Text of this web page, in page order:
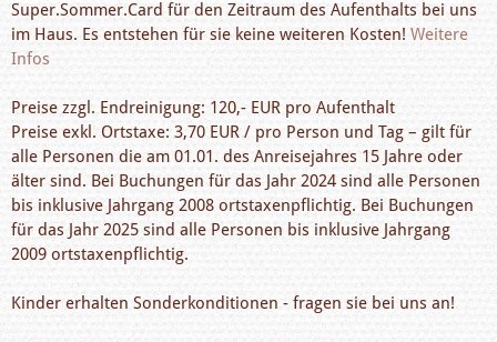
Super.Sommer.Card für den Zeitraum des Aufenthalts bei uns
im Haus. Es entstehen für sie keine weiteren Kosten! Weitere
Infos
Preise zzgl. Endreinigung: 120,- EUR pro Aufenthalt
Preise exkl. Ortstaxe: 3,70 EUR / pro Person und Tag – gilt für
alle Personen die am 01.01. des Anreisejahres 15 Jahre oder
älter sind. Bei Buchungen für das Jahr 2024 sind alle Personen
bis inklusive Jahrgang 2008 ortstaxenpflichtig. Bei Buchungen
für das Jahr 2025 sind alle Personen bis inklusive Jahrgang
2009 ortstaxenpflichtig.
Kinder erhalten Sonderkonditionen - fragen sie bei uns an!